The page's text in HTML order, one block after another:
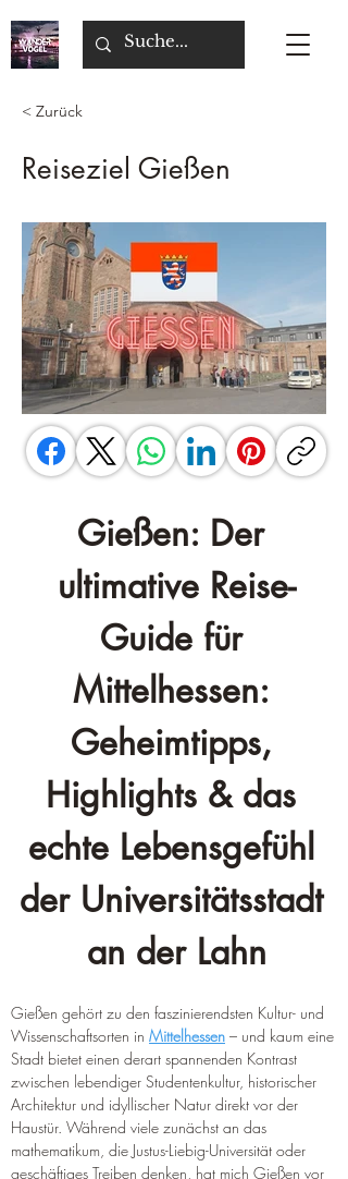
< Zurück
Reiseziel Gießen
Gießen: Der
ultimative Reise-
Guide für
Mittelhessen:
Geheimtipps,
Highlights & das
echte Lebensgefühl
der Universitätsstadt
an der Lahn
Gießen gehört zu den faszinierendsten Kultur- und
Wissenschaftsorten in Mittelhessen – und kaum eine
Stadt bietet einen derart spannenden Kontrast
zwischen lebendiger Studentenkultur, historischer
Architektur und idyllischer Natur direkt vor der
Haustür. Während viele zunächst an das
mathematikum, die Justus-Liebig-Universität oder
geschäftiges Treiben denken, hat mich Gießen vor